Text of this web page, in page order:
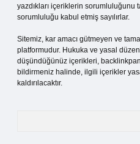
yazdıkları içeriklerin sorumluluğunu
sorumluluğu kabul etmiş sayılırlar.
Sitemiz, kar amacı gütmeyen ve
platformudur. Hukuka ve yasal
düşündüğünüz içerikleri,
bildirmeniz halinde, ilgili içerikler
kaldırılacaktır.